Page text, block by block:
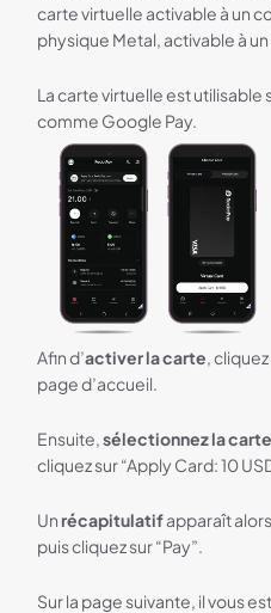
carte virtuelle activable à un
physique Metal, activable à
La carte virtuelle est
comme Google Pay.
Afin d’activer la carte,
page d’accueil.
Ensuite,sélectionnez la carte
cliquez sur “Apply Card: 10
Un récapitulatifapparaît
puis cliquez sur “Pay”.
Sur la page suivante, il vous